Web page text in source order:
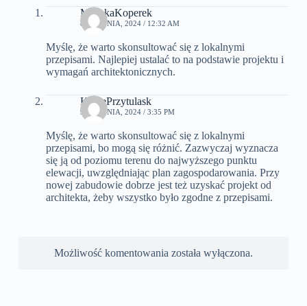
MyszkaKoperek
8 SIERPNIA, 2024 / 12:32 AM
Myślę, że warto skonsultować się z lokalnymi
przepisami. Najlepiej ustalać to na podstawie projektu i
wymagań architektonicznych.
KociePrzytulask
9 SIERPNIA, 2024 / 3:35 PM
Myślę, że warto skonsultować się z lokalnymi
przepisami, bo mogą się różnić. Zazwyczaj wyznacza
się ją od poziomu terenu do najwyższego punktu
elewacji, uwzględniając plan zagospodarowania. Przy
nowej zabudowie dobrze jest też uzyskać projekt od
architekta, żeby wszystko było zgodne z przepisami.
Możliwość komentowania została wyłączona.